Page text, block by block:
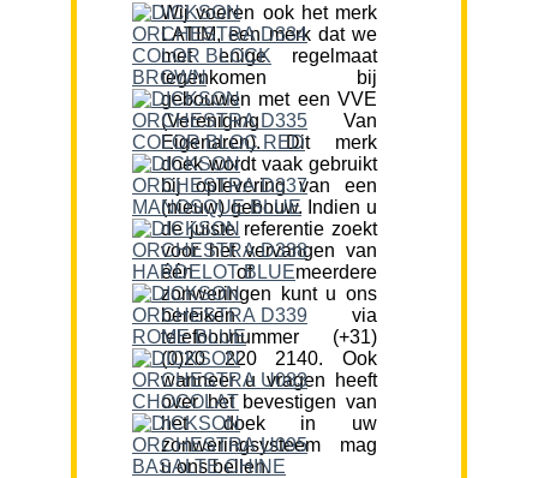
Wij voeren ook het merk
LATIM, een merk dat we
met enige regelmaat
tegenkomen bij
gebouwen met een VVE
(Vereniging Van
Eigenaren). Dit merk
doek wordt vaak gebruikt
bij oplevering van een
(nieuw) gebouw. Indien u
de juiste referentie zoekt
voor het vervangen van
één of meerdere
zonweringen kunt u ons
bereiken via
telefoonnummer (+31)
(0)20 220 2140. Ook
wanneer u vragen heeft
over het bevestigen van
het doek in uw
zonweringsysteem mag
u ons bellen.